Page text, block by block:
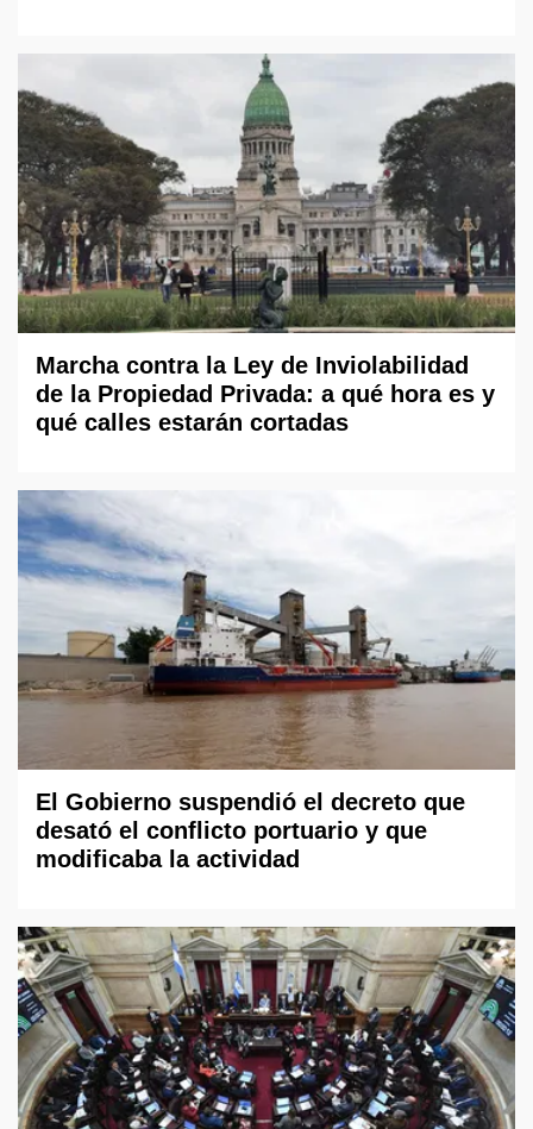
Marcha contra la Ley de Inviolabilidad
de la Propiedad Privada: a qué hora es y
qué calles estarán cortadas
El Gobierno suspendió el decreto que
desató el conflicto portuario y que
modificaba la actividad